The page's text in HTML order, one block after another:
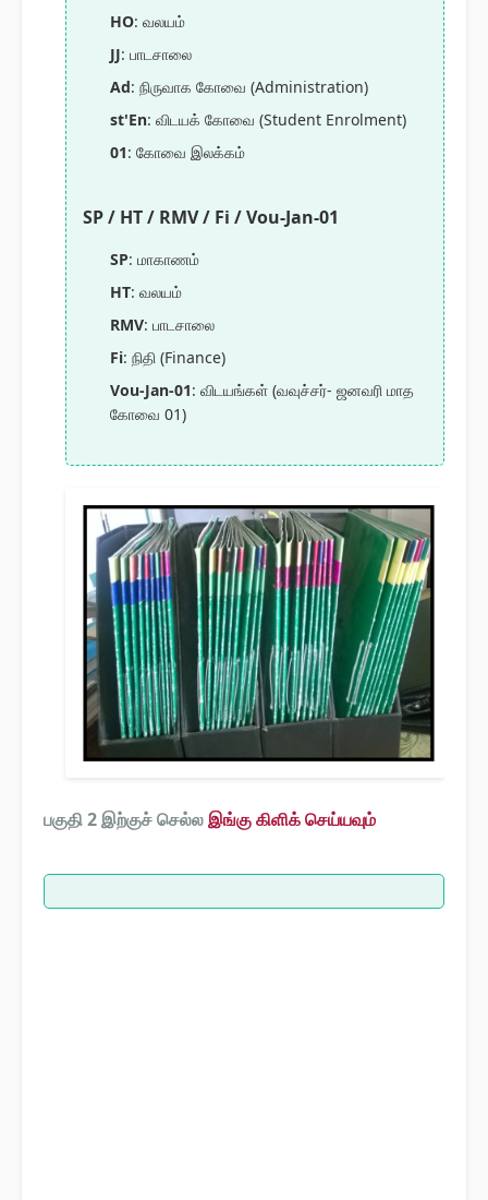
HO: வலயம்
JJ: பாடசாலை
Ad: நிருவாக கோவை (Administration)
st'En: விடயக் கோவை (Student Enrolment)
01: கோவை இலக்கம்
SP / HT / RMV / Fi / Vou-Jan-01
SP: மாகாணம்
HT: வலயம்
RMV: பாடசாலை
Fi: நிதி (Finance)
Vou-Jan-01: விடயங்கள் (வவுச்சர்- ஜனவரி மாத
கோவை 01)
பகுதி 2 இற்குச் செல்லஇங்கு கிளிக் செய்யவும்